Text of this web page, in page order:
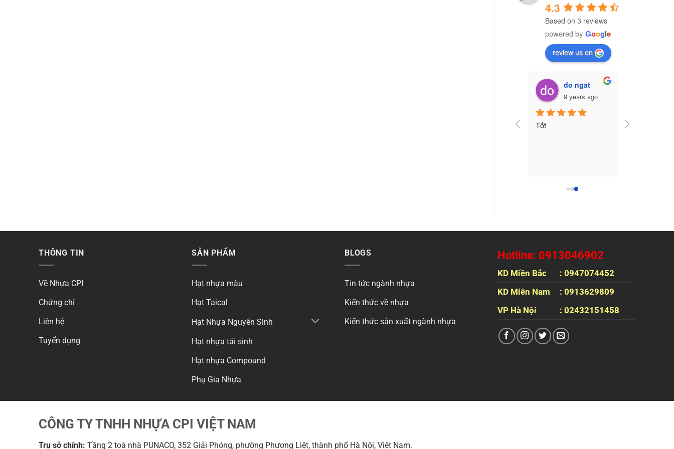
4.3
Based on 3 reviews
powered by Google
review us on
Công ty nhựa CPI Việt
do ngat
9 years ago
Tốt
THÔNG TIN
Về Nhựa CPI
Chứng chỉ
Liên hệ
Tuyển dụng
SẢN PHẨM
Hạt nhựa màu
Hạt Taical
Hạt Nhựa Nguyên Sinh
Hạt nhựa tái sinh
Hạt nhựa Compound
Phụ Gia Nhựa
BLOGS
Tin tức ngành nhựa
Kiến thức về nhựa
Kiến thức sản xuất ngành nhựa
Hotline: 0913046902
KD Miền Bắc
: 0947074452
KD Miên Nam
: 0913629809
VP Hà Nội
: 02432151458
CÔNG TY TNHH NHỰA CPI VIỆT NAM
Trụ sở chính: Tầng 2 toà nhà PUNACO, 352 Giải Phóng, phường Phương Liệt, thành phố Hà Nội, Việt Nam.